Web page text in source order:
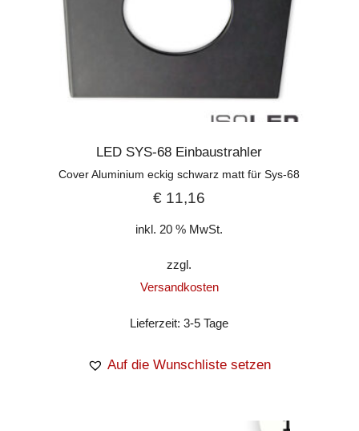
LED SYS-68 Einbaustrahler
Cover Aluminium eckig schwarz matt für Sys-68
€ 11,16
inkl. 20 % MwSt.
zzgl.
Versandkosten
Lieferzeit:3-5 Tage
Auf die Wunschliste setzen